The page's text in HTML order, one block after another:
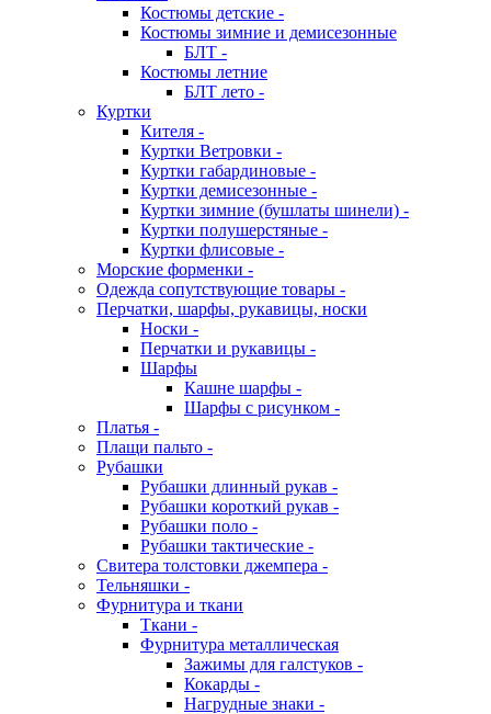
Костюмы детские -
Костюмы зимние и демисезонные
БЛТ -
Костюмы летние
БЛТ лето -
Куртки
Кителя -
Куртки Ветровки -
Куртки габардиновые -
Куртки демисезонные -
Куртки зимние (бушлаты шинели) -
Куртки полушерстяные -
Куртки флисовые -
Морские форменки -
Одежда сопутствующие товары -
Перчатки, шарфы, рукавицы, носки
Носки -
Перчатки и рукавицы -
Шарфы
Кашне шарфы -
Шарфы с рисунком -
Платья -
Плащи пальто -
Рубашки
Рубашки длинный рукав -
Рубашки короткий рукав -
Рубашки поло -
Рубашки тактические -
Свитера толстовки джемпера -
Тельняшки -
Фурнитура и ткани
Ткани -
Фурнитура металлическая
Зажимы для галстуков -
Кокарды -
Нагрудные знаки -